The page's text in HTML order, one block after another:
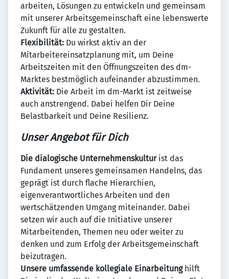
arbeiten, Lösungen zu entwickeln und gemeinsam
mit unserer Arbeitsgemeinschaft eine lebenswerte
Zukunft für alle zu gestalten.
Flexibilität: Du wirkst aktiv an der
Mitarbeitereinsatzplanung mit, um Deine
Arbeitszeiten mit den Öffnungszeiten des dm-
Marktes bestmöglich aufeinander abzustimmen.
Aktivität: Die Arbeit im dm-Markt ist zeitweise
auch anstrengend. Dabei helfen Dir Deine
Belastbarkeit und Deine Resilienz.
Unser Angebot für Dich
Die dialogische Unternehmenskulturist das
Fundament unseres gemeinsamen Handelns, das
geprägt ist durch flache Hierarchien,
eigenverantwortliches Arbeiten und den
wertschätzenden Umgang miteinander. Dabei
setzen wir auch auf die Initiative unserer
Mitarbeitenden, Themen neu oder weiter zu
denken und zum Erfolg der Arbeitsgemeinschaft
beizutragen.
Unsere umfassende kollegiale Einarbeitunghilft